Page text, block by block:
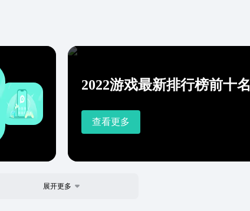
2022游戏最新排行榜前十名
查看更多
展开更多